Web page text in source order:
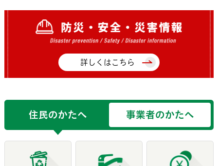
詳しくはこちら
住民のかたへ 事業者のかたへ